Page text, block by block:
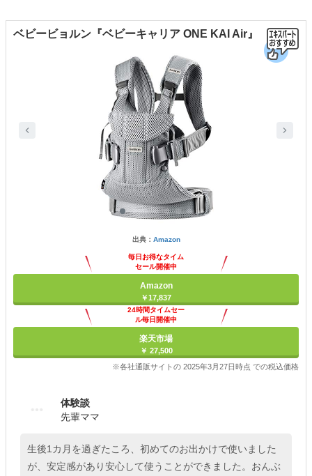
ベビービョルン『ベビーキャリア ONE KAI Air』
出典： Amazon
毎日お得なタイム
セール開催中
Amazon
￥17,837
24時間タイムセー
ル毎日開催中
楽天市場
￥ 27,500
※各社通販サイトの 2025年3月27日時点 での税込価格
体験談
先輩ママ
生後1カ月を過ぎたころ、初めてのお出かけで使いました
が、安定感があり安心して使うことができました。おんぶ